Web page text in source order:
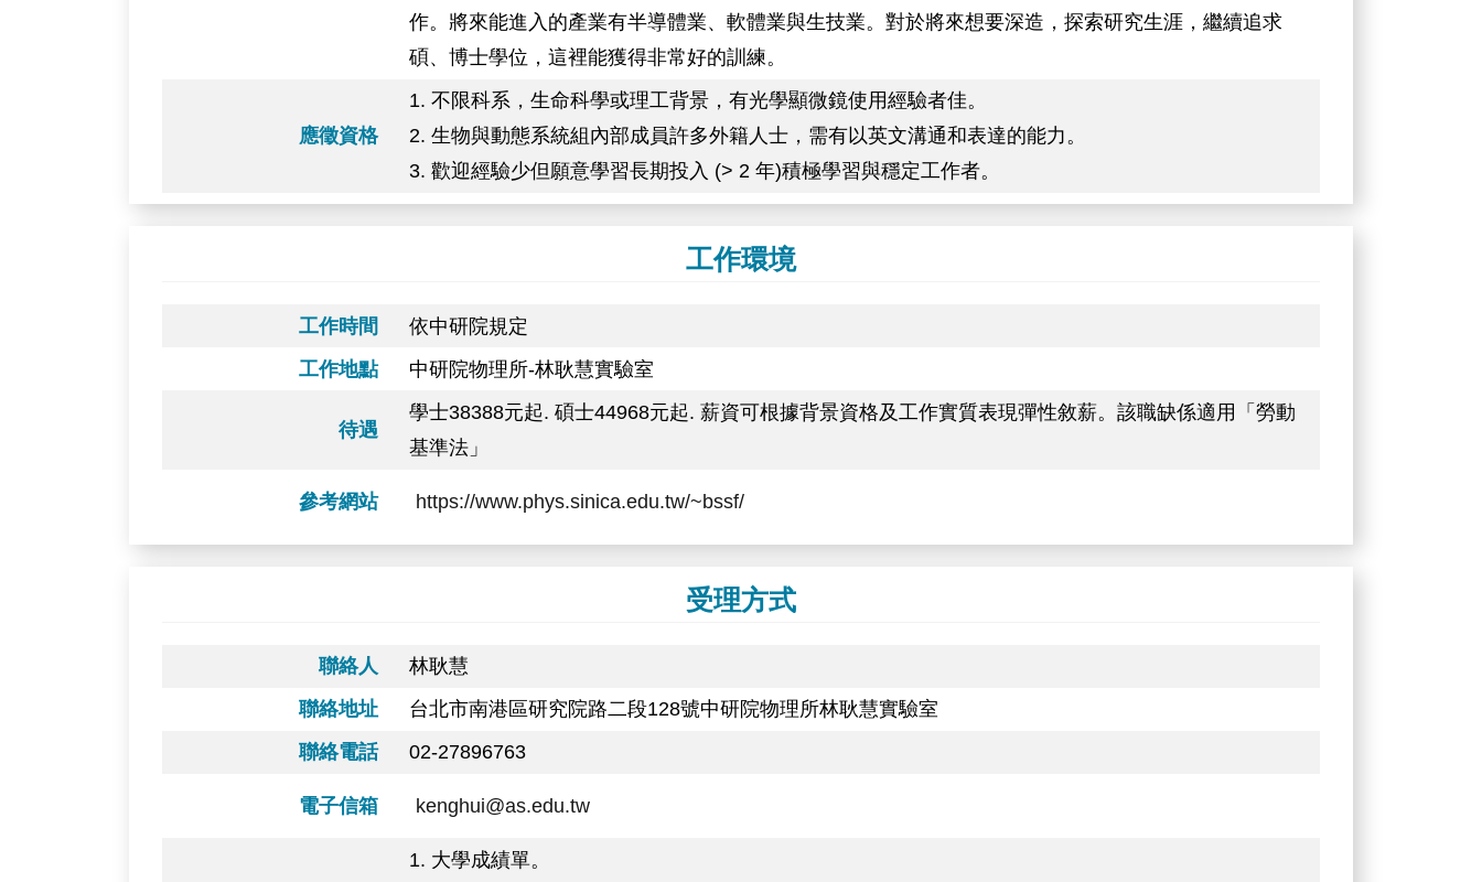
作。將來能進入的產業有半導體業、軟體業與生技業。對於將來想要深造，探索研究生涯，繼續追求
碩、博士學位，這裡能獲得非常好的訓練。
應徵資格
1. 不限科系，生命科學或理工背景，有光學顯微鏡使用經驗者佳。
2. 生物與動態系統組內部成員許多外籍人士，需有以英文溝通和表達的能力。
3. 歡迎經驗少但願意學習長期投入 (> 2 年)積極學習與穩定工作者。
工作環境
工作時間
依中研院規定
工作地點
中研院物理所-林耿慧實驗室
待遇
學士38388元起. 碩士44968元起. 薪資可根據背景資格及工作實質表現彈性敘薪。該職缺係適用「勞動
基準法」
參考網站 https://www.phys.sinica.edu.tw/~bssf/
受理方式
聯絡人
林耿慧
聯絡地址
台北市南港區研究院路二段128號中研院物理所林耿慧實驗室
聯絡電話
02-27896763
電子信箱 kenghui@as.edu.tw
1. 大學成績單。